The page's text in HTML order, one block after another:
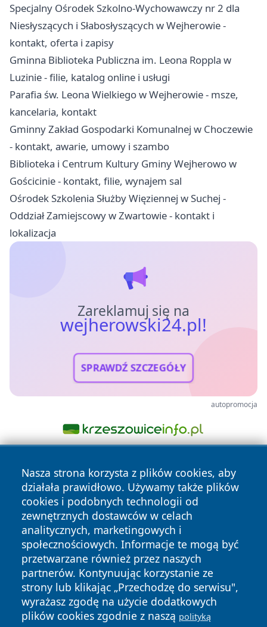
Specjalny Ośrodek Szkolno-Wychowawczy nr 2 dla
Niesłyszących i Słabosłyszących w Wejherowie -
kontakt, oferta i zapisy
Gminna Biblioteka Publiczna im. Leona Roppla w
Luzinie - filie, katalog online i usługi
Parafia św. Leona Wielkiego w Wejherowie - msze,
kancelaria, kontakt
Gminny Zakład Gospodarki Komunalnej w Choczewie
- kontakt, awarie, umowy i szambo
Biblioteka i Centrum Kultury Gminy Wejherowo w
Gościcinie - kontakt, filie, wynajem sal
Ośrodek Szkolenia Służby Więziennej w Suchej -
Oddział Zamiejscowy w Zwartowie - kontakt i
lokalizacja
Zareklamuj się na
wejherowski24.pl!
SPRAWDŹ SZCZEGÓŁY
autopromocja
Nasza strona korzysta z plików cookies, aby
działała prawidłowo. Używamy także plików
cookies i podobnych technologii od
zewnętrznych dostawców w celach
analitycznych, marketingowych i
społecznościowych. Informacje te mogą być
przetwarzane również przez naszych
partnerów. Kontynuując korzystanie ze
strony lub klikając „Przechodzę do serwisu",
wyrażasz zgodę na użycie dodatkowych
plików cookies zgodnie z naszą polityką
Copyright © 2026 wejherowski24.pl Wszystkie prawa
zastrzeżone.
News Autorzy
Polityka
Prywatności
Polityka
Cookies